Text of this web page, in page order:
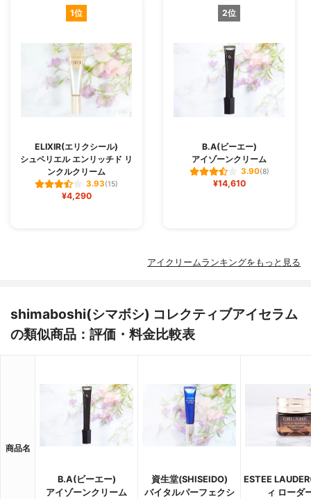
1位
ELIXIR(エリクシール)
シュペリエル エンリッチド リ
ンクルクリーム
3.93(15)
¥4,290
2位
B.A(ビーエー)
アイゾーンクリーム
3.90(8)
¥14,610
アイクリームランキングをもっと見る
shimaboshi(シマボシ) コレクティブアイセラム
の類似商品：評価・料金比較表
商品名
B.A(ビーエー)
アイゾーンクリーム
資生堂(SHISEIDO)
バイタルパーフェクシ
ESTEE
ィ ローダ